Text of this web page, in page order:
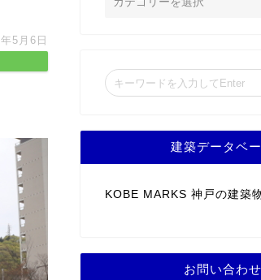
5月6日
建築データベ
KOBE MARKS 神戸の建築
お問い合わせ